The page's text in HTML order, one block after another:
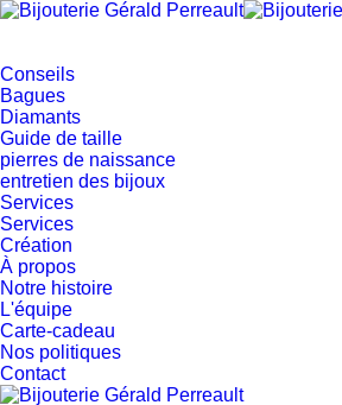
Conseils
Bagues
Diamants
Guide de taille
pierres de naissance
entretien des bijoux
Services
Services
Création
À propos
Notre histoire
L'équipe
Carte-cadeau
Nos politiques
Contact